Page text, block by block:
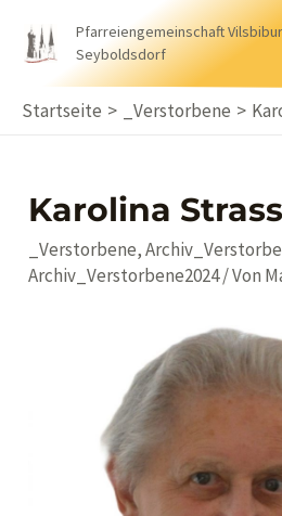
Inhalt
Pfarreiengemeinschaft
Seyboldsdorf
Startseite _Verstorbene
Karolina
_Verstorbene,
Archiv_Verstorbene2024/ Von